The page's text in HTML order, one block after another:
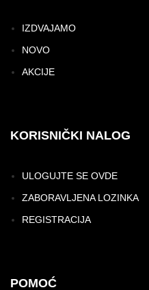
IZDVAJAMO
NOVO
AKCIJE
KORISNIČKI NALOG
ULOGUJTE SE OVDE
ZABORAVLJENA LOZINKA
REGISTRACIJA
POMOĆ